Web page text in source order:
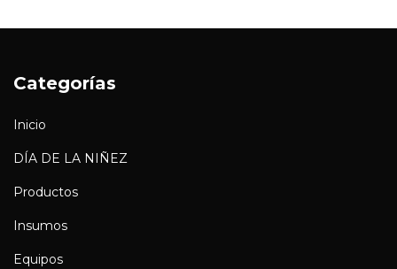
Categorías
Inicio
DÍA DE LA NIÑEZ
Productos
Insumos
Equipos